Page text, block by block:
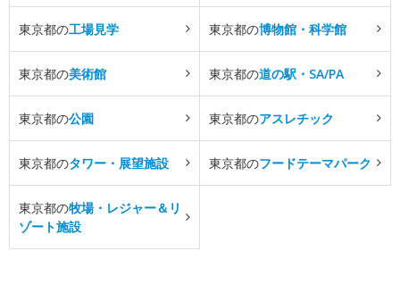
東京都の工場見学 東京都の博物館・科学館
東京都の美術館 東京都の道の駅・SA/PA
東京都の公園 東京都のアスレチック
東京都のタワー・展望施設 東京都のフードテーマパーク
東京都の牧場・レジャー＆リ
ゾート施設